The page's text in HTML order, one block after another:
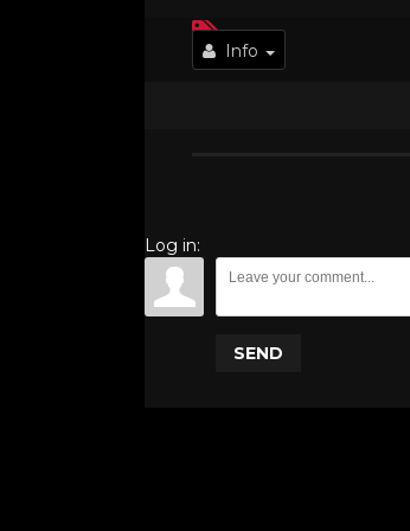
Info
Log in:
SEND